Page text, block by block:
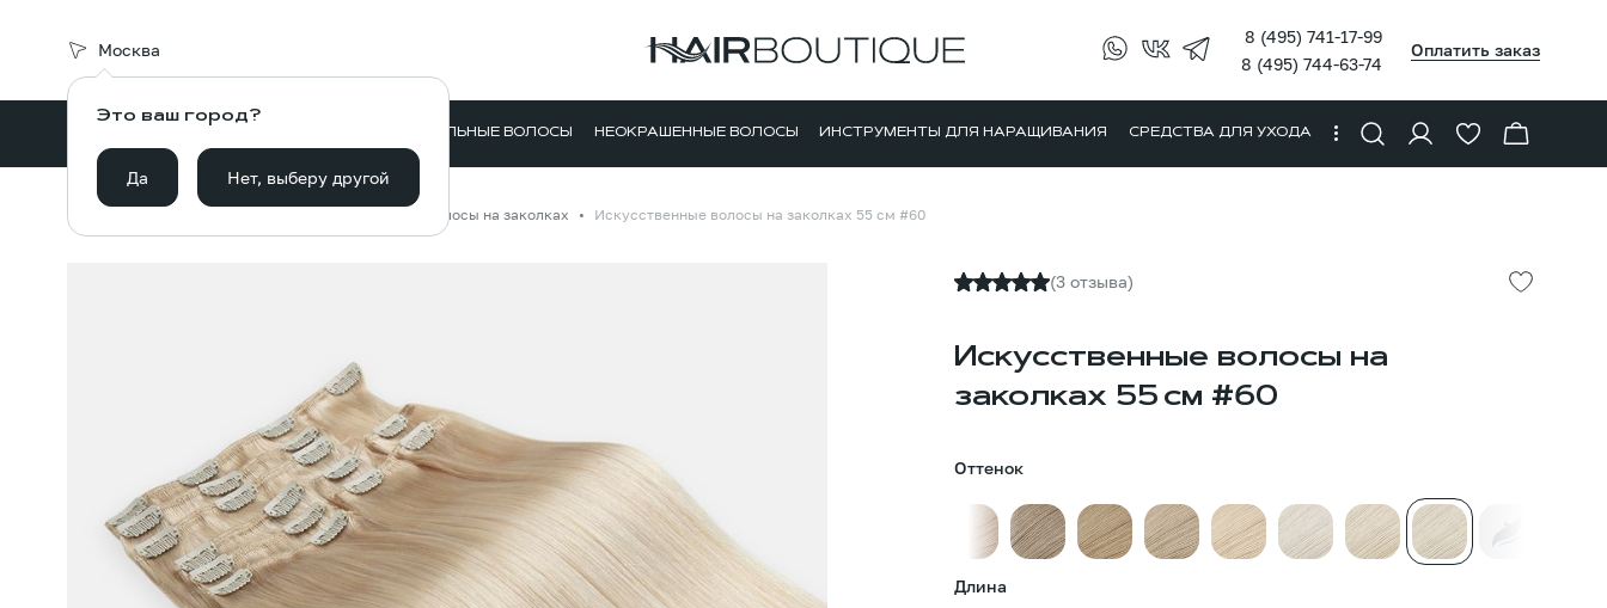
Москва
Это ваш город?
Да Нет, выберу другой
8 (495) 741-17-99
8 (495) 744-63-74
Оплатить заказ
НАТУРАЛЬНЫЕ ВОЛОСЫ НЕОКРАШЕННЫЕ ВОЛОСЫ ИНСТРУМЕНТЫ ДЛЯ НАРАЩИВАНИЯ СРЕДСТВА ДЛЯ УХОДА
Волосы на заколках Искусственные волосы на заколках 55 см #60
(3 отзыва)
Искусственные волосы на
заколках 55 см #60
Оттенок
Длина